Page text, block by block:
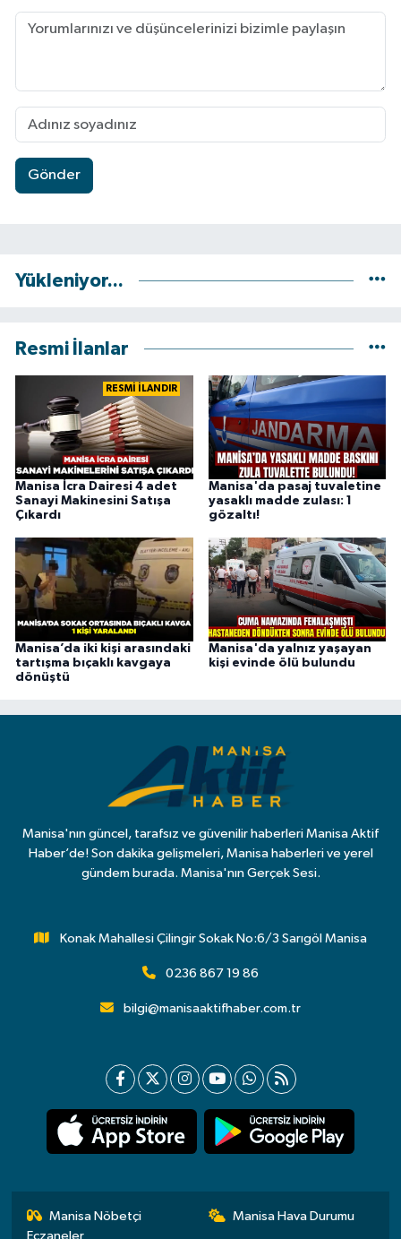
Gönder
Yükleniyor...
Resmi İlanlar
RESMİ İLANDIR
Manisa İcra Dairesi 4 adet
Sanayi Makinesini Satışa
Çıkardı
Manisa'da pasaj tuvaletine
yasaklı madde zulası: 1
gözaltı!
Manisa’da iki kişi arasındaki
tartışma bıçaklı kavgaya
dönüştü
Manisa'da yalnız yaşayan
kişi evinde ölü bulundu
Manisa'nın güncel, tarafsız ve güvenilir haberleri Manisa Aktif
Haber’de! Son dakika gelişmeleri, Manisa haberleri ve yerel
gündem burada. Manisa'nın Gerçek Sesi.
Konak Mahallesi Çilingir Sokak No:6/3 Sarıgöl Manisa
0236 867 19 86
bilgi@manisaaktifhaber.com.tr
Manisa Nöbetçi
Eczaneler
Manisa Hava Durumu